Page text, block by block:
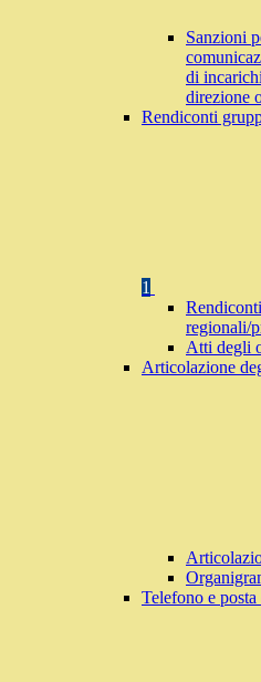
Sanzioni
di
direzione
Rendiconti
1
regionali/
Atti degli
Articolazione
Telefono e posta